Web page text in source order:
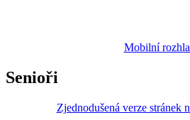
Mobilní
Senioři
Zjednodušená verze stránek